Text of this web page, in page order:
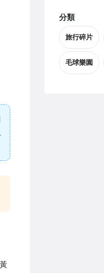
分類
旅行碎片
毛球樂園